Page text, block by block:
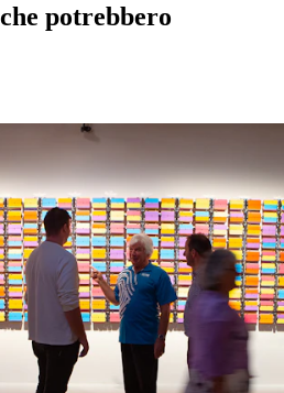
potrebbero